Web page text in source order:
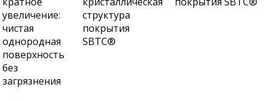
увеличение:
чистая
однородная
поверхность
без
загрязнения
структура
покрытия
SBTC®